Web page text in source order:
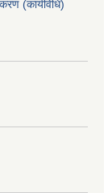
(कार्यविधि)